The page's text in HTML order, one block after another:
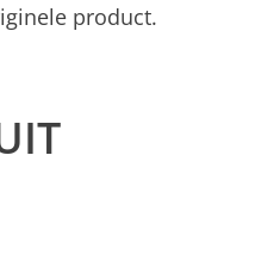
product.